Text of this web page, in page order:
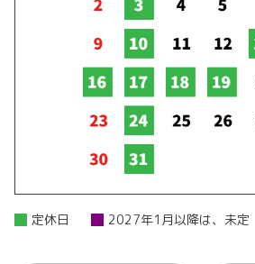
定休日 2027年1月以降は、未定